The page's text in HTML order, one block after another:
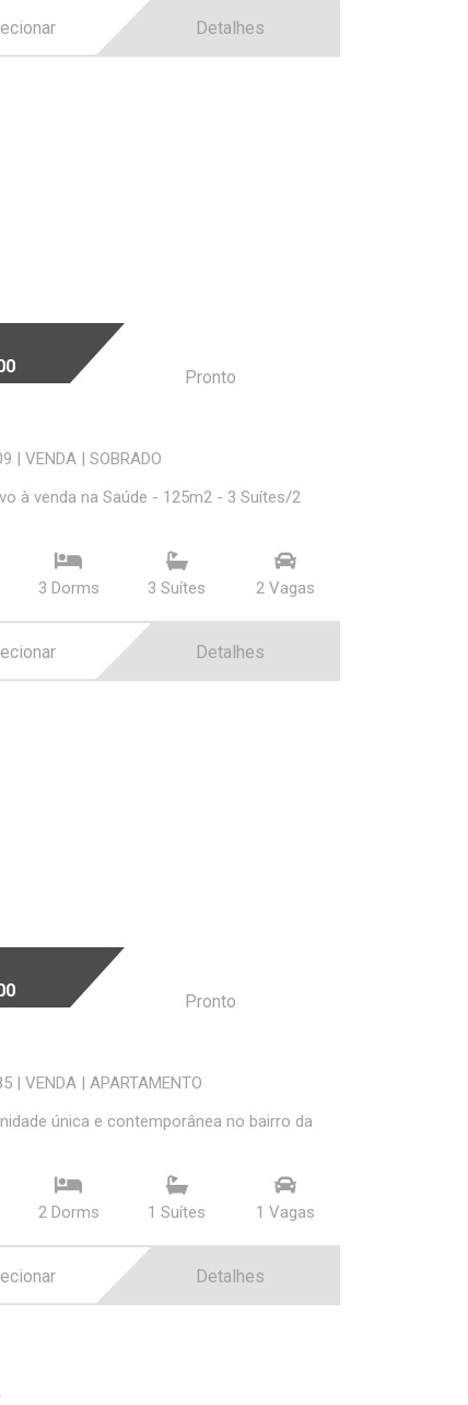
Detalhes
Pronto
| VENDA | SOBRADO
à venda na Saúde - 125m2 - 3 Suítes/2
3 Dorms 3 Suí­tes 2 Vagas
Detalhes
Pronto
| VENDA | APARTAMENTO
única e contemporânea no bairro da
2 Dorms 1 Suí­tes 1 Vagas
Detalhes